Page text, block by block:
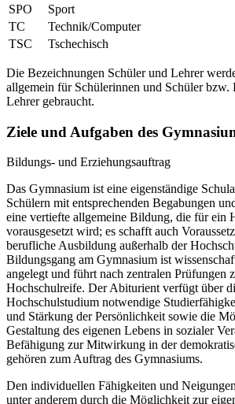
SPO
Sport
TC
Technik/Computer
TSC
Tschechisch
Die Bezeichnungen Schüler und Lehrer
allgemein für Schülerinnen und Schüler bzw.
Lehrer gebraucht.
Ziele und Aufgaben des
Bildungs- und Erziehungsauftrag
Das Gymnasium ist eine eigenständige
Schülern mit entsprechenden Begabungen
eine vertiefte allgemeine Bildung, die für ein
vorausgesetzt wird; es schafft auch
berufliche Ausbildung außerhalb der
Bildungsgang am Gymnasium ist
angelegt und führt nach zentralen Prüfungen
Hochschulreife. Der Abiturient verfügt über
Hochschulstudium notwendige
und Stärkung der Persönlichkeit sowie die
Gestaltung des eigenen Lebens in sozialer
Befähigung zur Mitwirkung in der
gehören zum Auftrag des Gymnasiums.
Den individuellen Fähigkeiten und
unter anderem durch die Möglichkeit zur